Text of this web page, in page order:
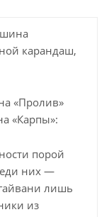
карандаш,
«Пролив»
«Карпы»:
порой
них —
лишь
из